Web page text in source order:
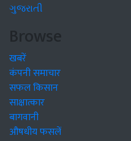
ગુજરાતી
Browse
खबरें
कंपनी समाचार
सफल किसान
साक्षात्कार
बागवानी
औषधीय फसलें